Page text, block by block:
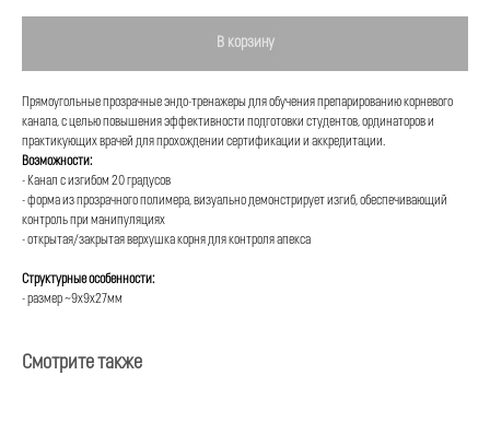
В корзину
Прямоугольные прозрачные эндо-тренажеры для обучения препарированию корневого
канала, с целью повышения эффективности подготовки студентов, ординаторов и
практикующих врачей для прохождении сертификации и аккредитации.
Возможности:
- Канал с изгибом 20 градусов
- форма из прозрачного полимера, визуально демонстрирует изгиб, обеспечивающий
контроль при манипуляциях
- открытая/закрытая верхушка корня для контроля апекса
Структурные особенности:
- размер ~9х9х27мм
Смотрите также